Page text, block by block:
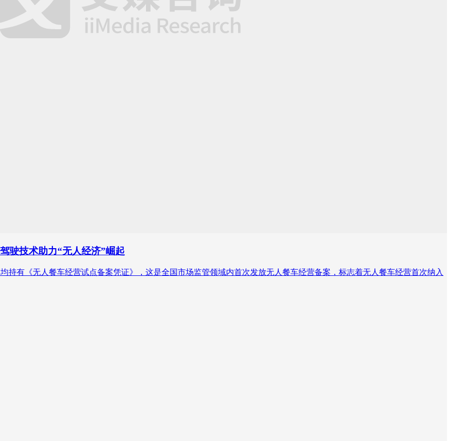
驶技术助力“无人经济”崛起
持有《无人餐车经营试点备案凭证》，这是全国市场监管领域内首次发放无人餐车经营备案，标志着无人餐车经营首次纳入